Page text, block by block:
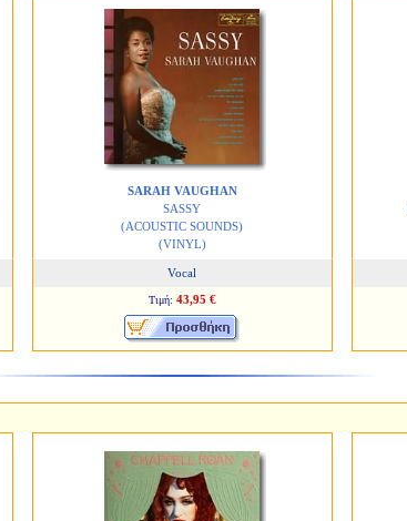
SARAH VAUGHAN
SASSY
(ACOUSTIC SOUNDS)
(VINYL)
Vocal
Τιμή: 43,95 €